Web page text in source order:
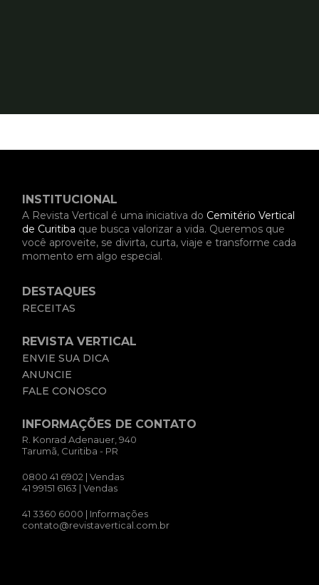
INSTITUCIONAL
A Revista Vertical é uma iniciativa do Cemitério Vertical
de Curitiba que busca valorizar a vida. Queremos que
você aproveite, se divirta, curta, viaje e transforme cada
momento em algo especial.
DESTAQUES
RECEITAS
REVISTA VERTICAL
ENVIE SUA DICA
ANUNCIE
FALE CONOSCO
INFORMAÇÕES DE CONTATO
R. Konrad Adenauer, 940
Tarumã, Curitiba - PR
0800 41 6902 | Vendas
41 99151 6163 | Vendas
41 3360 6000 | Informações
contato@revistavertical.com.br